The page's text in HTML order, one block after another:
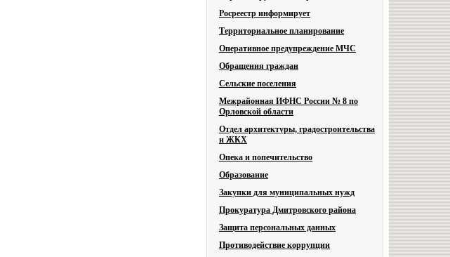
Росреестр информирует
Территориальное планирование
Оперативное предупреждение МЧС
Обращения граждан
Сельские поселения
Межрайонная ИФНС России № 8 по
Орловской области
Отдел архитектуры, градостроительства
и ЖКХ
Опека и попечительство
Образование
Закупки для муниципальных нужд
Прокуратура Дмитровского района
Защита персональных данных
Противодействие коррупции